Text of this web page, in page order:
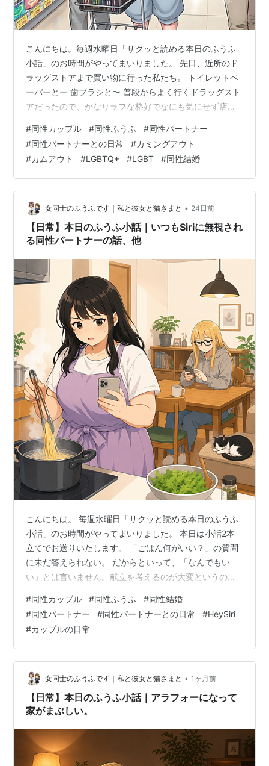
こんにちは。毎週水曜日「サクッと読める本日のふうふ
小話」のお時間がやってまいりました。 先日、近所のド
ラッグストアまで買い物に行った私たち。 トイレットペ
ーパーとー 歯ブラシと〜 普段からよく行くドラッグスト
アだったので、かなりラフな格好でなにも気にせず店内
分、まだ残ってるはずー… そんな話をしながら歩いてい
たときのことでした。 あれ？もしかして、しんさん？ 突
然話しかけられるパートナー。私は瞬時に仕事に関係の
ある誰かと推測したものの、反射でつい一緒に足を止め
てしまいました。 （しまった…！） あ、○○さん。こん
ばんはー。 何事もなく挨拶をす…
#同性カップル #同性ふうふ #同性パートナー
#同性パートナーとの日常 #カミングアウト
#カムアウト #LGBTQ+ #LGBT #同性結婚
女同士のふうふです｜私と彼女と猫さまと • 24日前
【日常】本日のふうふ小話｜いつもSiriに無視され
る同性パートナーの話、他
こんにちは。 毎週水曜日「サクッと読める本日のふうふ
小話」のお時間がやってまいりました。 本日は小話2本
立てでお送りいたします。 「ごはん何がいい？」の質問
に未だ答えられない。 だからといって、「なんでもい
い」とは言いません。献立を考えるのが大変というの
の」というのが私にはすごく難しい。 「食べたいもの」
というものが基本的にとても少ない私。食べ物に興味が
ないわけではないんだけど、食に関しては割と受け身
で、「今日のゴハンはこれです」とか「ここに行こう」
と言われたものを受け入れがち。 夕飯食べたいものあ
る？ うーーん……………肉？ いつもこんな感じ…
#同性カップル #同性ふうふ #同性結婚
#同性パートナー #同性パートナーとの日常 #HeySiri
#カップルの日常
女同士のふうふです｜私と彼女と猫さまと • 1ヶ月前
【日常】本日のふうふ小話｜アラフォーになって
家がまぶしい。